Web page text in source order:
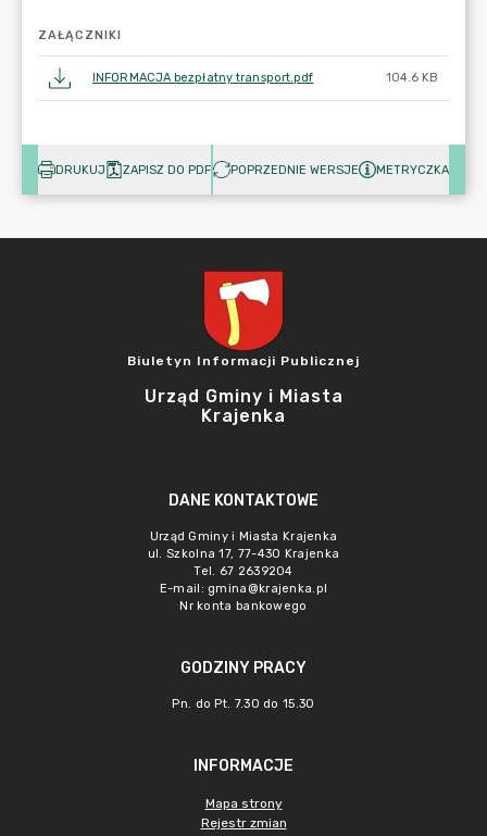
ZAŁĄCZNIKI
INFORMACJA bezpłatny transport.pdf 104.6 KB
DRUKUJ ZAPISZ DO PDF POPRZEDNIE WERSJE METRYCZKA
Biuletyn Informacji Publicznej
Urząd Gminy i Miasta
Krajenka
DANE KONTAKTOWE
Urząd Gminy i Miasta Krajenka
ul. Szkolna 17, 77-430 Krajenka
Tel. 67 2639204
E-mail: gmina@krajenka.pl
Nr konta bankowego
GODZINY PRACY
Pn. do Pt. 7.30 do 15.30
INFORMACJE
Mapa strony
Rejestr zmian